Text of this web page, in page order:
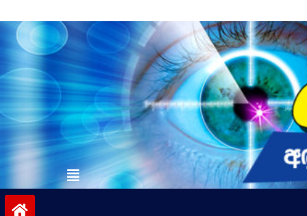
to
contentvinivida.lk